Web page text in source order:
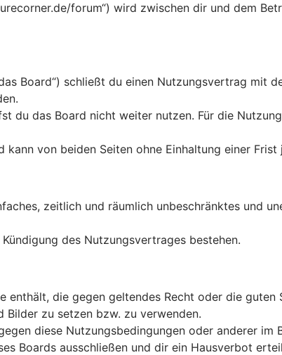
forum“) wird zwischen dir und dem
Board“) schließt du einen Nutzungsvertrag mit
du das Board nicht weiter nutzen. Für die
von beiden Seiten ohne Einhaltung einer
zeitlich und räumlich unbeschränktes und
des Nutzungsvertrages bestehen.
enthält, die gegen geltendes Recht oder die
Bilder zu setzen bzw. zu verwenden.
diese Nutzungsbedingungen oder anderer
Boards ausschließen und dir ein Hausverbot